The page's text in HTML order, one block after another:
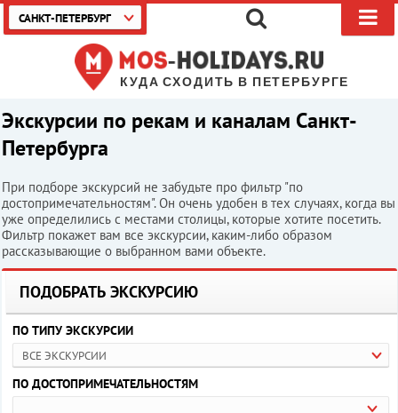
КУДА СХОДИТЬ В ПЕТЕРБУРГЕ
САНКТ-ПЕТЕРБУРГ
Экскурсии по рекам и каналам Санкт-
Петербурга
При подборе экскурсий не забудьте про фильтр "по
достопримечательностям". Он очень удобен в тех случаях, когда вы
уже определились с местами столицы, которые хотите посетить.
Фильтр покажет вам все экскурсии, каким-либо образом
рассказывающие о выбранном вами объекте.
ПОДОБРАТЬ ЭКСКУРСИЮ
ПО ТИПУ ЭКСКУРСИИ
ВСЕ ЭКСКУРСИИ
ПО ДОСТОПРИМЕЧАТЕЛЬНОСТЯМ